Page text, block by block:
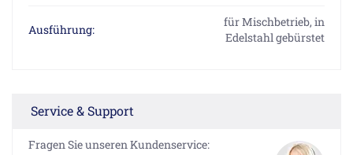
Ausführung:
für Mischbetrieb, in
Edelstahl gebürstet
Service & Support
Fragen Sie unseren Kundenservice: